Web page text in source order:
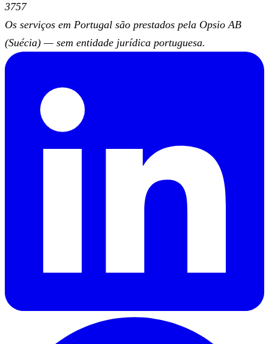
3757
Os serviços em Portugal são prestados pela Opsio AB
(Suécia) — sem entidade jurídica portuguesa.